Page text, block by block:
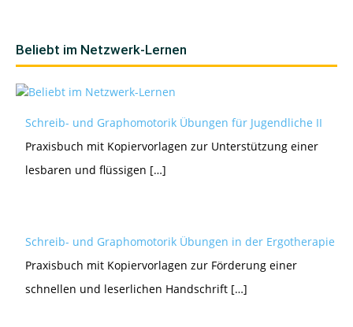
Beliebt im Netzwerk-Lernen
Schreib- und Graphomotorik Übungen für Jugendliche II
Praxisbuch mit Kopiervorlagen zur Unterstützung einer
lesbaren und flüssigen […]
Schreib- und Graphomotorik Übungen in der Ergotherapie
Praxisbuch mit Kopiervorlagen zur Förderung einer
schnellen und leserlichen Handschrift […]